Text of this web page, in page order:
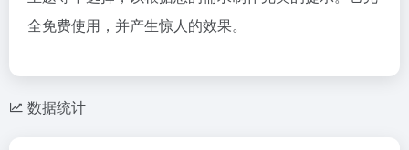
全免费使用，并产生惊人的效果。
数据统计